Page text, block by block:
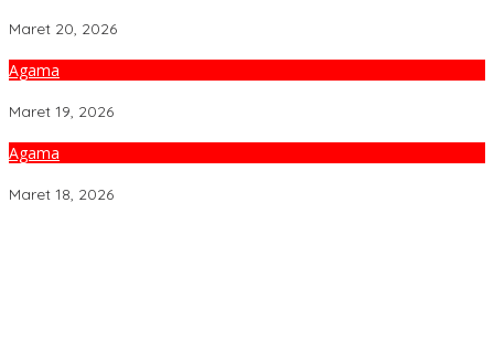
Maret 20, 2026
Agama
Maret 19, 2026
Agama
Maret 18, 2026